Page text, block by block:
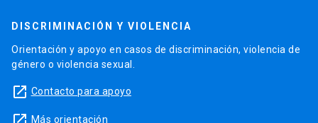
DISCRIMINACIÓN Y VIOLENCIA
Orientación y apoyo en casos de discriminación, violencia de
género o violencia sexual.
launch Contacto para apoyo
Más orientación